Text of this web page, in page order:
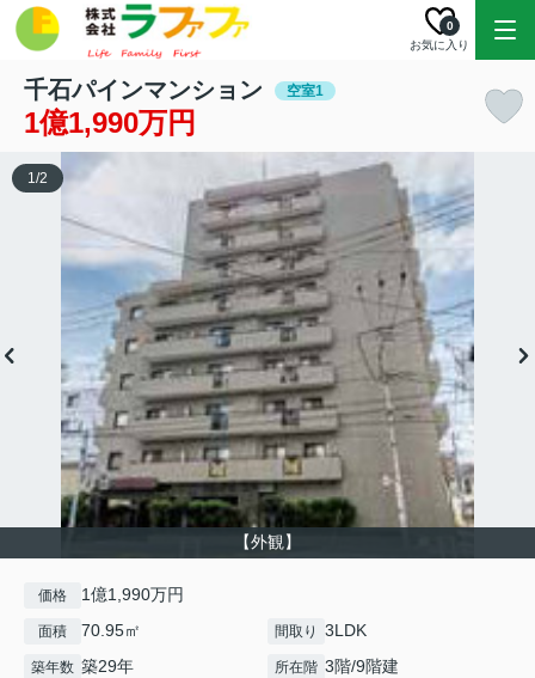
お気に入り
0
千石パインマンション 空室1
1億1,990万円
【外観】
1/2
価格 1億1,990万円
面積 70.95㎡ 間取り 3LDK
築年数 築29年 所在階 3階/9階建